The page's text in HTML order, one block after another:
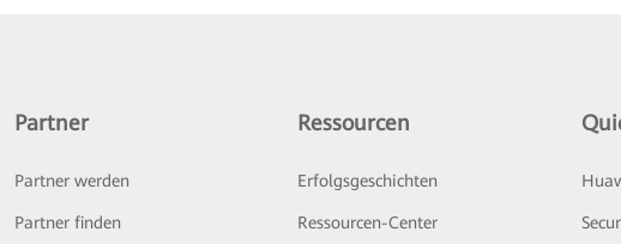
Partner
Partner werden
Partner finden
Ressourcen
Erfolgsgeschichten
Ressourcen-Center